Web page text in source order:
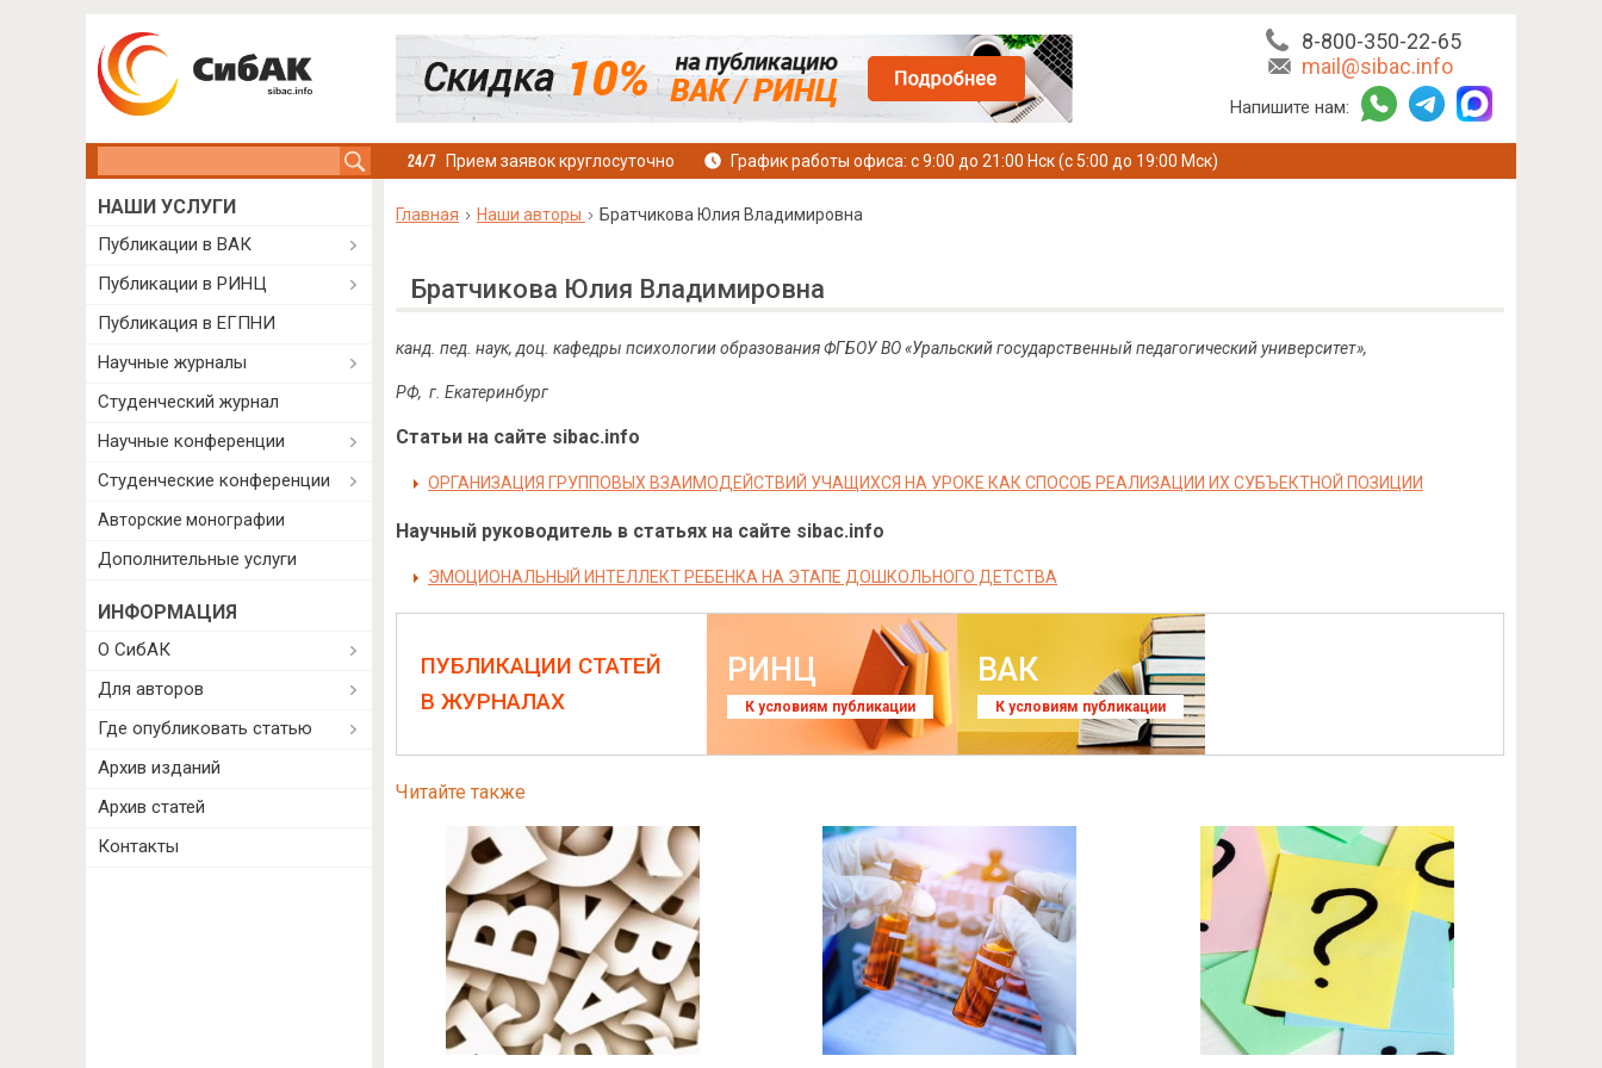
8-800-350-22-65
mail@sibac.info
Напишите нам:
Прием заявок круглосуточно График работы офиса: с 9:00 до 21:00 Нск (с 5:00 до 19:00 Мск)
Главная Наши авторы Братчикова Юлия Владимировна
Братчикова Юлия Владимировна
канд. пед. наук, доц. кафедры психологии образования ФГБОУ ВО «Уральский государственный педагогический университет»,
РФ, г. Екатеринбург
Статьи на сайте sibac.info
ОРГАНИЗАЦИЯ ГРУППОВЫХ ВЗАИМОДЕЙСТВИЙ УЧАЩИХСЯ НА УРОКЕ КАК СПОСОБ РЕАЛИЗАЦИИ ИХ СУБЪЕКТНОЙ ПОЗИЦИИ
Научный руководитель в статьях на сайте sibac.info
ЭМОЦИОНАЛЬНЫЙ ИНТЕЛЛЕКТ РЕБЕНКА НА ЭТАПЕ ДОШКОЛЬНОГО ДЕТСТВА
ПУБЛИКАЦИИ СТАТЕЙ
В ЖУРНАЛАХ
РИНЦ
К условиям публикации
ВАК
К условиям публикации
Читайте также
НАШИ УСЛУГИ
Публикации в ВАК
Публикации в РИНЦ
Публикация в ЕГПНИ
Научные журналы
Студенческий журнал
Научные конференции
Студенческие конференции
Авторские монографии
Дополнительные услуги
ИНФОРМАЦИЯ
О СибАК
Для авторов
Где опубликовать статью
Архив изданий
Архив статей
Контакты